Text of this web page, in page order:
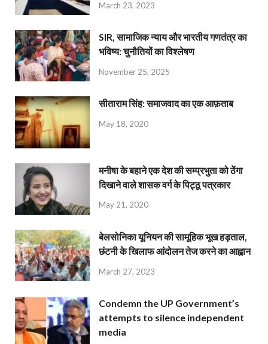
March 23, 2023
SIR, सामाजिक न्याय और भारतीय गणतंत्र का
भविष्य: चुनौतियों का विश्लेषण
November 25, 2025
सीताराम सिंह: समाजवाद का एक आफ़ताब
May 18, 2020
मनीषा के बहाने एक देश की सम्प्रभुता को ठेंगा
दिखाने वाले शासक वर्ग के पिट्ठू पत्रकार
May 21, 2020
बेलसोनिका यूनियन की सामूहिक भूख हड़ताल,
छंटनी के खिलाफ आंदोलन तेज करने का आह्वान
March 27, 2023
Condemn the UP Government’s
attempts to silence independent
media